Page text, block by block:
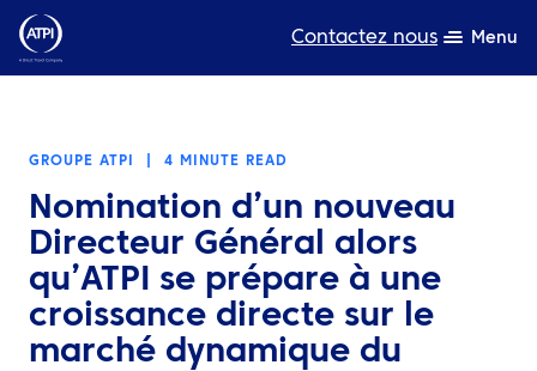
Contactez nous Menu
A propos de nous
Produits
Développement durable
GROUPE ATPI 4 MINUTE READ
Nomination d’un nouveau
Directeur Général alors
qu’ATPI se prépare à une
croissance directe sur le
marché dynamique du